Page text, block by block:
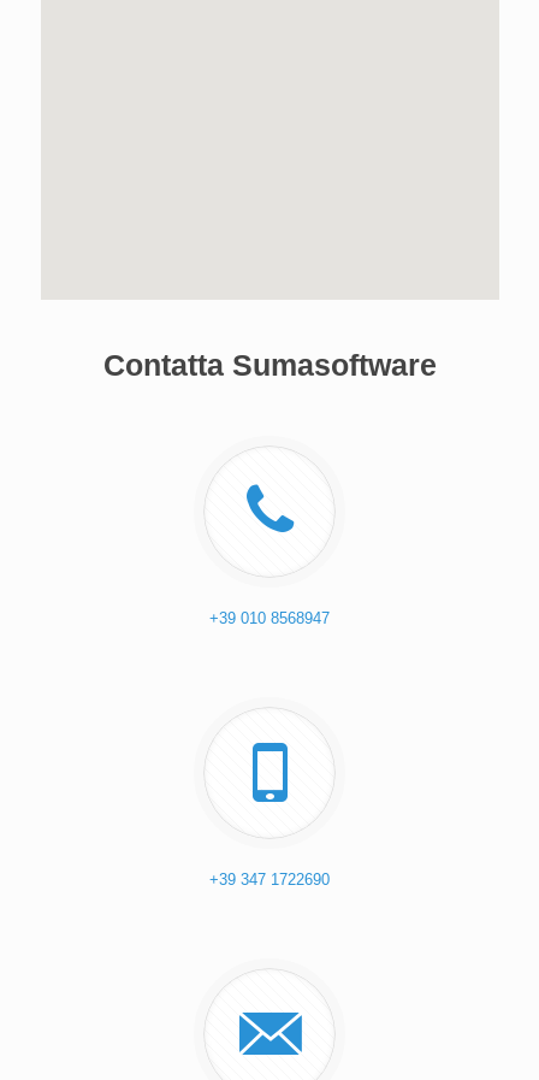
Contatta Sumasoftware
+39 010 8568947
+39 347 1722690